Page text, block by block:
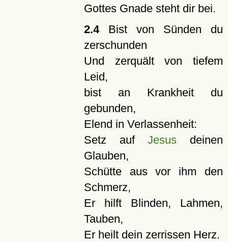
Gottes Gnade steht dir bei.
2.4Bist von Sünden du
zerschunden
Und zerquält von tiefem
Leid,
bist an Krankheit du
gebunden,
Elend in Verlassenheit:
Setz aufJesus deinen
Glauben,
Schütte aus vor ihm den
Schmerz,
Er hilft Blinden, Lahmen,
Tauben,
Er heilt dein zerrissen Herz.